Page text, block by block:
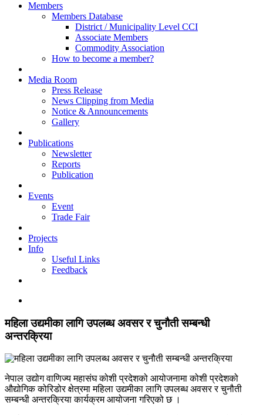
Members
Members Database
District / Municipality Level CCI
Associate Members
Commodity Association
How to become a member?
Media Room
Press Release
News Clipping from Media
Notice & Announcements
Gallery
Publications
Newsletter
Reports
Publication
Events
Event
Trade Fair
Projects
Info
Useful Links
Feedback
महिला उद्यमीका लागि उपलब्ध अवसर र चुनौती सम्बन्धी
अन्तरक्रिया
नेपाल उद्योग वाणिज्य महासंघ कोशी प्रदेशको आयोजनामा कोशी प्रदेशको
औद्योगिक कोरिडोर क्षेत्रमा महिला उद्यमीका लागि उपलब्ध अवसर र चुनौती
सम्बन्धी अन्तरक्रिया कार्यक्रम आयोजना गरिएको छ ।